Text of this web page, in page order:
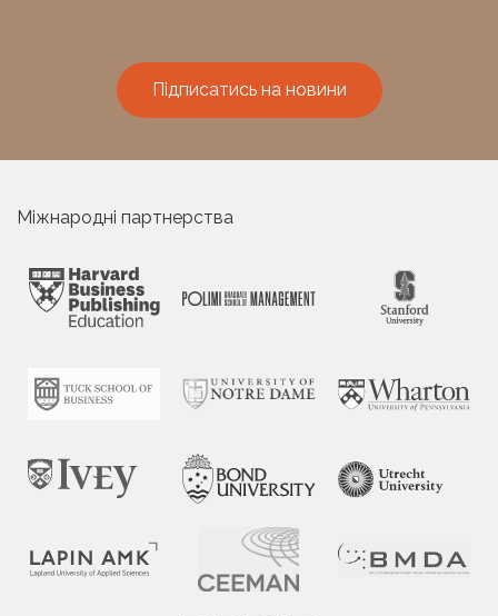
Підписатись на новини
Міжнародні партнерства